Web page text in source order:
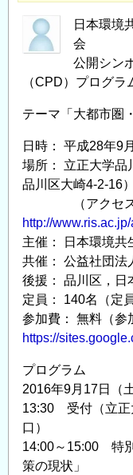
日本環境
会
公開シン
（CPD）プログ
テーマ「大都市圏
日時： 平成28年9
場所： 立正大学品
品川区大崎4-2-16）
（アクセス
http://
主催： 日本環境共
共催： 公益社団法
後援： 品川区，日
定員： 140名（定
参加費： 無料（参
https://
プログラム
2016年9月17日（土
13:30 受付（立正
口）
14:00～15:00 特
策の現状」